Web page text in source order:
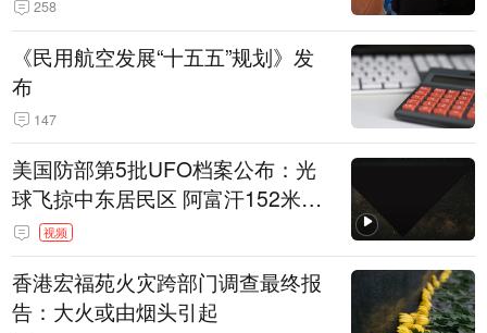
258
《民用航空发展“十五五”规划》发
布
147
美国防部第5批UFO档案公布：光
球飞掠中东居民区 阿富汗152米三
角形遮蔽星光
视频
香港宏福苑火灾跨部门调查最终报
告：大火或由烟头引起